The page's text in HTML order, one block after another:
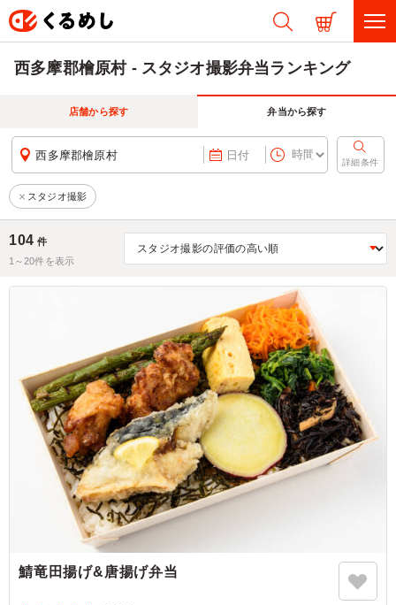
西多摩郡檜原村 - スタジオ撮影弁当ランキング
店舗から探す 弁当から探す
西多摩郡檜原村 日付
詳細条件
スタジオ撮影
104 件
1～20件を表示
鯖竜田揚げ&唐揚げ弁当